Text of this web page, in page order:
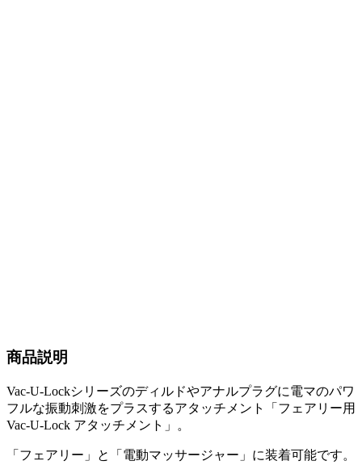
商品説明
Vac-U-Lockシリーズのディルドやアナルプラグに電マのパワ
フルな振動刺激をプラスするアタッチメント「フェアリー用
Vac-U-Lock アタッチメント」。
「フェアリー」と「電動マッサージャー」に装着可能です。